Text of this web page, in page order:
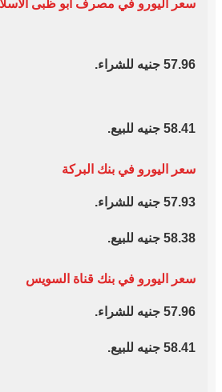
سعر اليورو في مصرف أبو ظبى
57.96 جنيه للشراء.
58.41 جنيه للبيع.
سعر اليورو في بنك البركة
57.93 جنيه للشراء.
58.38 جنيه للبيع.
سعر اليورو في بنك قناة السويس
57.96 جنيه للشراء.
58.41 جنيه للبيع.